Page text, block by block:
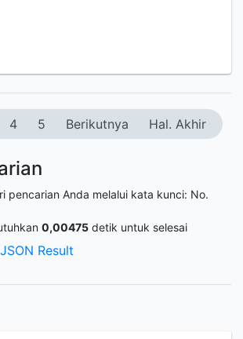
4 5 Berikutnya Hal. Akhir
pencarian Anda melalui kata kunci: No.
0,00475 detik untuk selesai
JSON Result